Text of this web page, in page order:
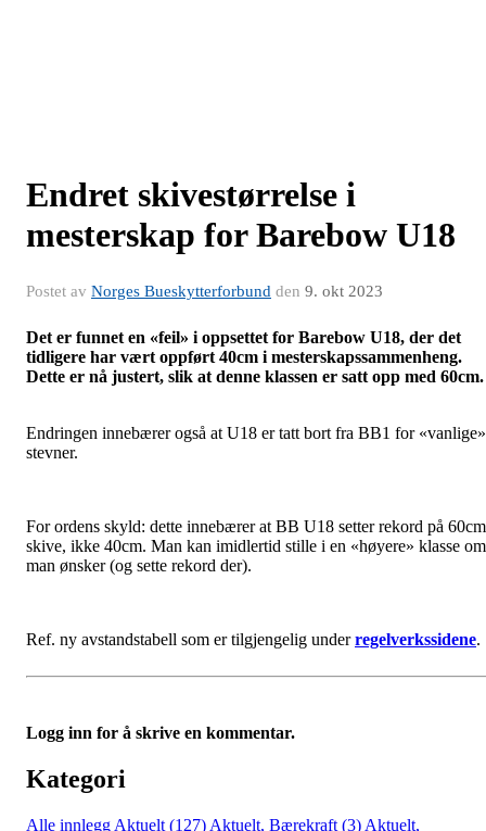
Endret skivestørrelse i
mesterskap for Barebow U18
Postet av Norges Bueskytterforbund den 9. okt 2023
Det er funnet en «feil» i oppsettet for Barebow U18, der det
tidligere har vært oppført 40cm i mesterskapssammenheng.
Dette er nå justert, slik at denne klassen er satt opp med 60cm.
Endringen innebærer også at U18 er tatt bort fra BB1 for «vanlige»
stevner.
For ordens skyld: dette innebærer at BB U18 setter rekord på 60cm
skive, ikke 40cm. Man kan imidlertid stille i en «høyere» klasse om
man ønsker (og sette rekord der).
Ref. ny avstandstabell som er tilgjengelig under regelverkssidene.
Logg inn for å skrive en kommentar.
Kategori
Alle innlegg Aktuelt (127) Aktuelt, Bærekraft (3) Aktuelt,